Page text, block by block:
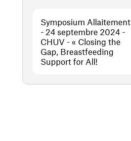
Symposium Allaitement
- 24 septembre 2024 -
CHUV - « Closing the
Gap, Breastfeeding
Support for All!